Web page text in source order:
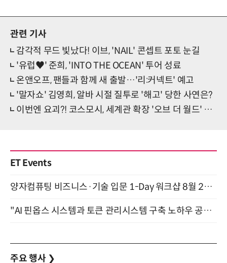
관련 기사
감각적 무드 빛났다! 이브, 'NAIL' 콘셉트 포토 눈길
'유럽♥' 준희, 'INTO THE OCEAN' 투어 성료
온앤오프, 팬들과 함께 새 출발…'리:커넥트' 예고
'말자쇼' 김영희, 알바 시절 질투로 '해고' 당한 사연은?
이번엔 요괴?! 코스모시, 세계관 확장 '오브 더 월드' 발매
ET Events
양자컴퓨팅 비즈니스·기술 입문 1-Day 워크샵 8월 28일 개최
"AI 핀옵스 시스템과 토큰 관리시스템 구축 노하우 공개" 잠실 한국광고문화회관 2층 대회의실 (8/21)
주요 행사 ❯